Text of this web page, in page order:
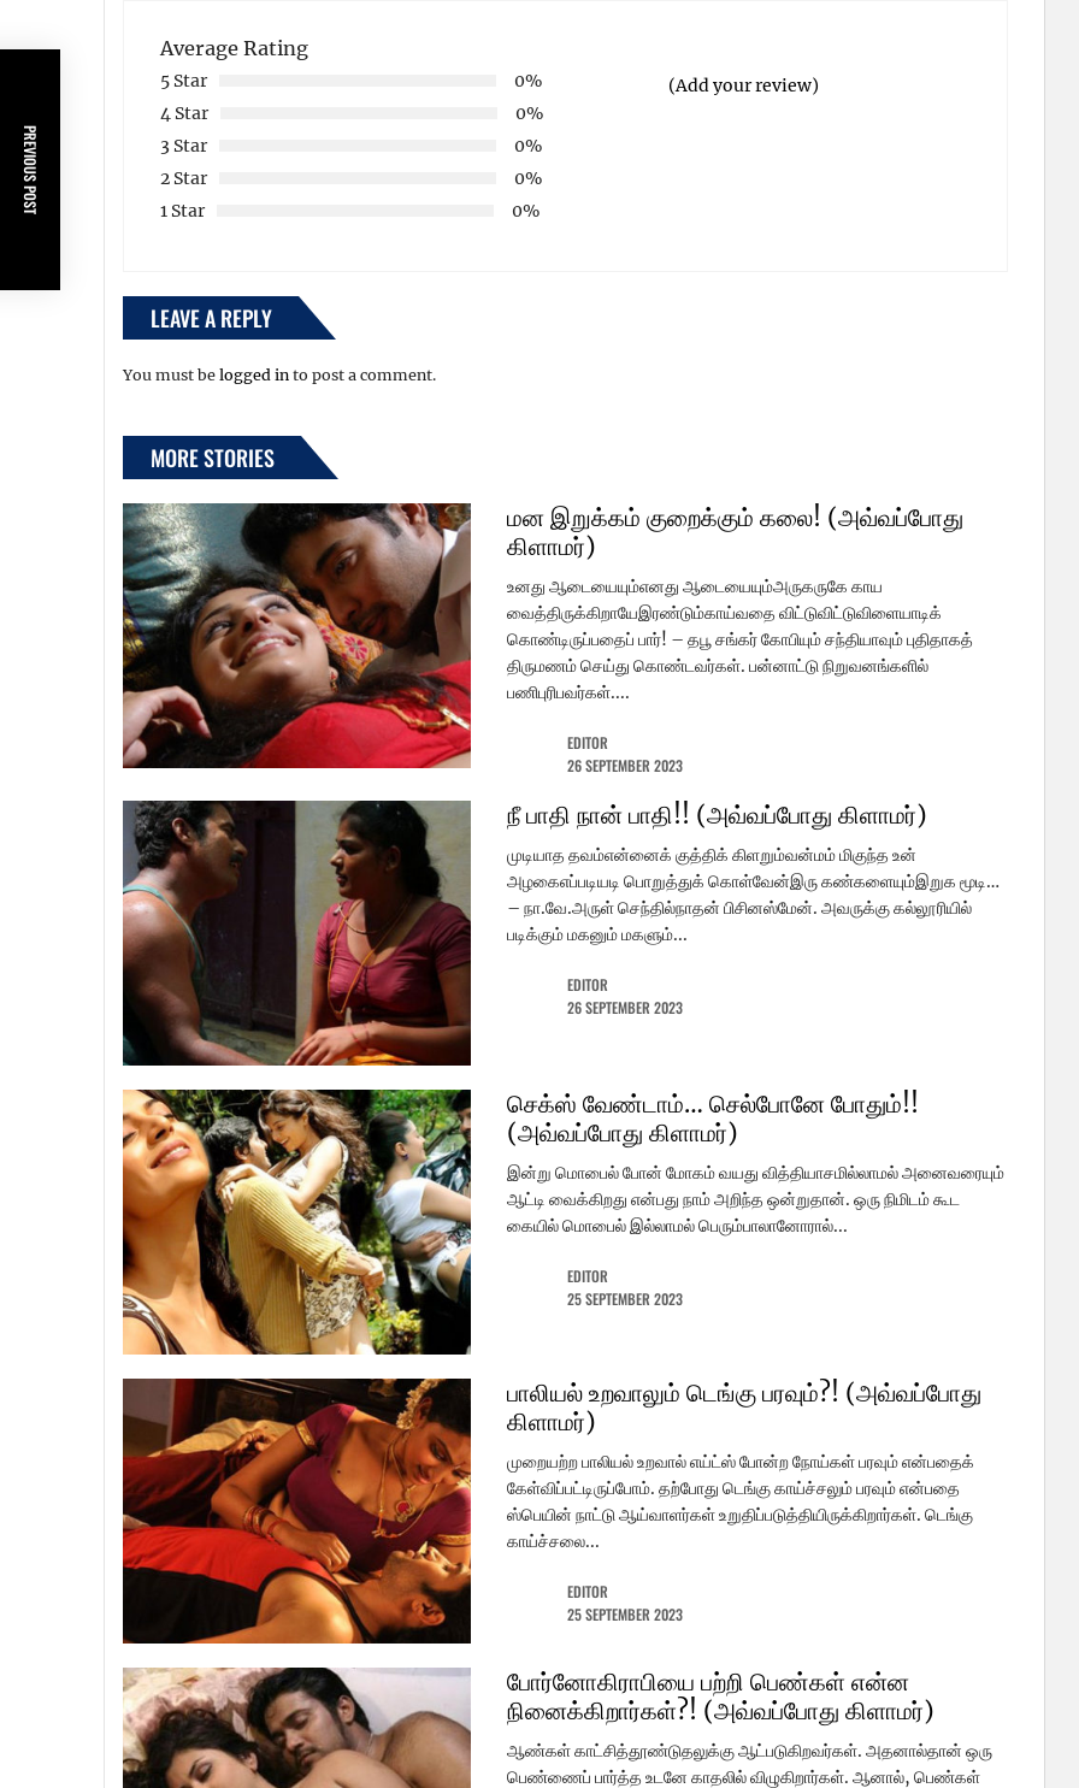
Average Rating
5 Star
0%
4 Star
0%
3 Star
0%
2 Star
0%
1 Star
0%
(Add your review)
LEAVE A REPLY
You must be logged in to post a comment.
PREVIOUS POST
MORE STORIES
மன இறுக்கம் குறைக்கும் கலை! (அவ்வப்போது
கிளாமர்)
உனது ஆடையையும்எனது ஆடையையும்அருகருகே காய
வைத்திருக்கிறாயேஇரண்டும்காய்வதை விட்டுவிட்டுவிளையாடிக்
கொண்டிருப்பதைப் பார்! – தபூ சங்கர் கோபியும் சந்தியாவும் புதிதாகத்
திருமணம் செய்து கொண்டவர்கள். பன்னாட்டு நிறுவனங்களில்
பணிபுரிபவர்கள்....
EDITOR
26 SEPTEMBER 2023
நீ பாதி நான் பாதி!! (அவ்வப்போது கிளாமர்)
முடியாத தவம்என்னைக் குத்திக் கிளறும்வன்மம் மிகுந்த உன்
அழகைஎப்படியடி பொறுத்துக் கொள்வேன்இரு கண்களையும்இறுக மூடி…
– நா.வே.அருள் செந்தில்நாதன் பிசினஸ்மேன். அவருக்கு கல்லூரியில்
படிக்கும் மகனும் மகளும்...
EDITOR
26 SEPTEMBER 2023
செக்ஸ் வேண்டாம்… செல்போனே போதும்!!
(அவ்வப்போது கிளாமர்)
இன்று மொபைல் போன் மோகம் வயது வித்தியாசமில்லாமல் அனைவரையும்
ஆட்டி வைக்கிறது என்பது நாம் அறிந்த ஒன்றுதான். ஒரு நிமிடம் கூட
கையில் மொபைல் இல்லாமல் பெரும்பாலானோரால்...
EDITOR
25 SEPTEMBER 2023
பாலியல் உறவாலும் டெங்கு பரவும்?! (அவ்வப்போது
கிளாமர்)
முறையற்ற பாலியல் உறவால் எய்ட்ஸ் போன்ற நோய்கள் பரவும் என்பதைக்
கேள்விப்பட்டிருப்போம். தற்போது டெங்கு காய்ச்சலும் பரவும் என்பதை
ஸ்பெயின் நாட்டு ஆய்வாளர்கள் உறுதிப்படுத்தியிருக்கிறார்கள். டெங்கு
காய்ச்சலை...
EDITOR
25 SEPTEMBER 2023
போர்னோகிராபியை பற்றி பெண்கள் என்ன
நினைக்கிறார்கள்?! (அவ்வப்போது கிளாமர்)
ஆண்கள் காட்சித்தூண்டுதலுக்கு ஆட்படுகிறவர்கள். அதனால்தான் ஒரு
பெண்ணைப் பார்த்த உடனே காதலில் விழுகிறார்கள். ஆனால், பெண்கள்